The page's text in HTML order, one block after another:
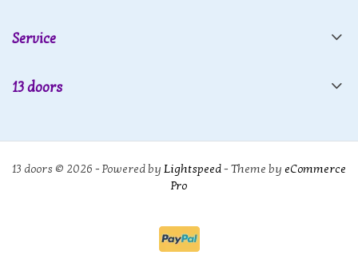
Service
13 doors
13 doors © 2026 - Powered by Lightspeed- Theme by eCommerce
Pro